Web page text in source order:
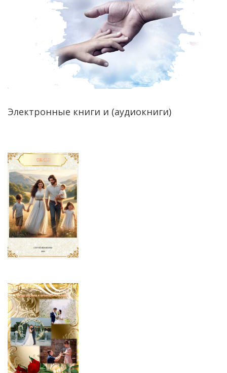
Электронные книги и (аудиокниги)